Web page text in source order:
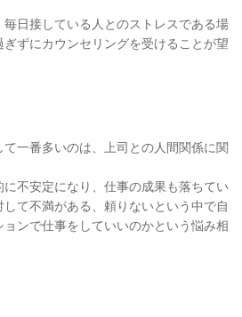
日接している人とのストレスである場
ずにカウンセリングを受けることが望
一番多いのは、上司との人間関係に関
不安定になり、仕事の成果も落ちてい
て不満がある、頼りないという中で自
ンで仕事をしていいのかという悩み相